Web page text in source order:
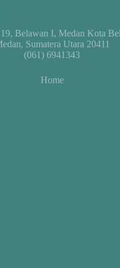
Belawan I, Medan Kota
Sumatera Utara 20411
(061) 6941343
Home